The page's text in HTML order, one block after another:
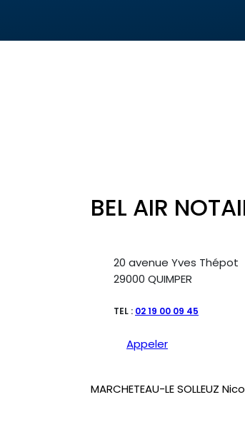
BEL AIR
20 avenue Yves Thépot
29000 QUIMPER
TEL : 02 19 00 09 45
Appeler
MARCHETEAU-LE SOLLEUZ